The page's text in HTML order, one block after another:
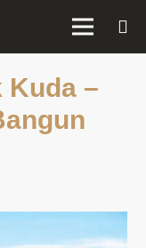
Kuda –